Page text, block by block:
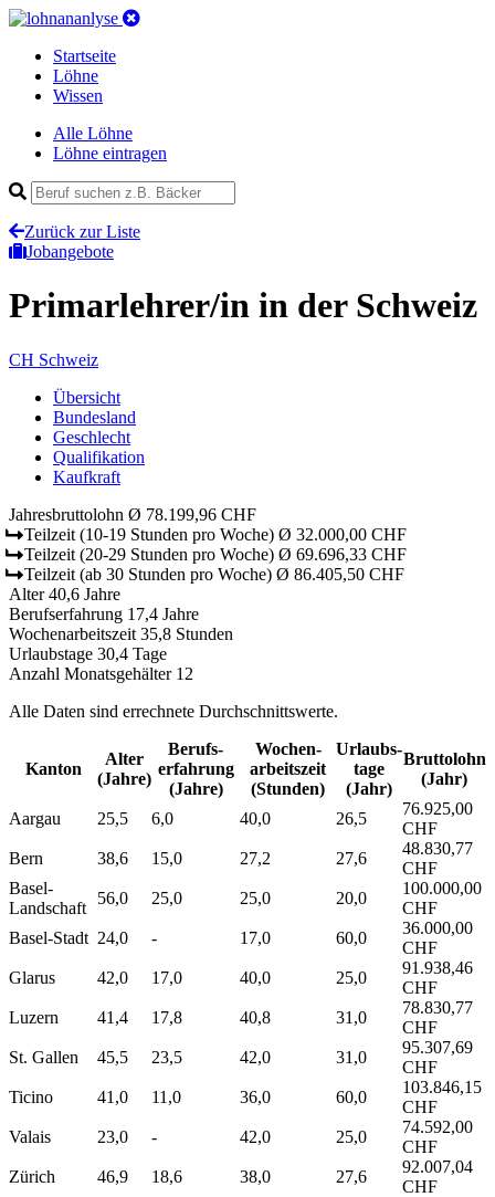
Startseite
Löhne
Wissen
Alle Löhne
Löhne eintragen
Zurück zur Liste
Jobangebote
Primarlehrer/in in der Schweiz
CH Schweiz
Übersicht
Bundesland
Geschlecht
Qualifikation
Kaufkraft
Jahresbruttolohn Ø 78.199,96 CHF
Teilzeit (10-19 Stunden pro Woche) Ø 32.000,00 CHF
Teilzeit (20-29 Stunden pro Woche) Ø 69.696,33 CHF
Teilzeit (ab 30 Stunden pro Woche) Ø 86.405,50 CHF
Alter 40,6 Jahre
Berufserfahrung 17,4 Jahre
Wochenarbeitszeit 35,8 Stunden
Urlaubstage 30,4 Tage
Anzahl Monatsgehälter 12
Alle Daten sind errechnete Durchschnittswerte.
Kanton
Alter
(Jahre)
Berufs­
erfahrung
(Jahre)
Wochen­
arbeitszeit
(Stunden)
Urlaubs­
tage
(Jahr)
Bruttolohn
(Jahr)
Aargau 25,5 6,0 40,0 26,5
76.925,00
CHF
Bern
38,6 15,0 27,2 27,6
48.830,77
CHF
Basel-
Landschaft
56,0 25,0 25,0 20,0
100.000,00
CHF
Basel-Stadt 24,0 - 17,0 60,0
36.000,00
CHF
Glarus
42,0 17,0 40,0 25,0
91.938,46
CHF
Luzern
41,4 17,8 40,8 31,0
78.830,77
CHF
St. Gallen
45,5 23,5 42,0 31,0
95.307,69
CHF
Ticino
41,0 11,0 36,0 60,0
103.846,15
CHF
Valais
23,0 - 42,0 25,0
74.592,00
CHF
Zürich
46,9 18,6 38,0 27,6
92.007,04
CHF